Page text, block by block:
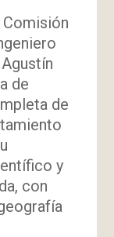
de
de
y
con